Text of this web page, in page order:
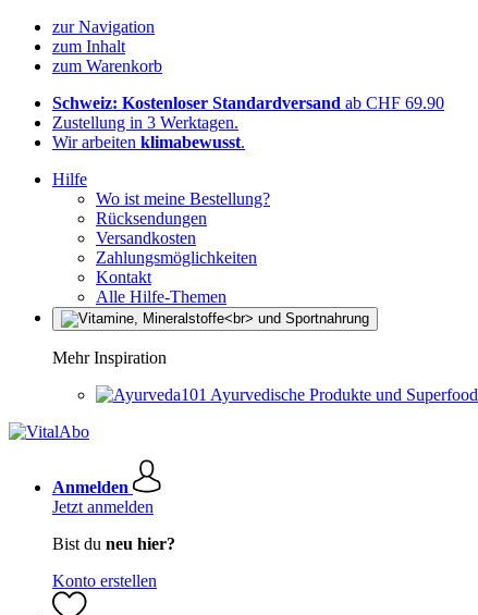
zur Navigation
zum Inhalt
zum Warenkorb
Schweiz: Kostenloser Standardversand ab CHF 69.90
Zustellung in 3 Werktagen.
Wir arbeiten klimabewusst.
Hilfe
Wo ist meine Bestellung?
Rücksendungen
Versandkosten
Zahlungsmöglichkeiten
Kontakt
Alle Hilfe-Themen
Mehr Inspiration
Ayurvedische Produkte und Superfood
Anmelden
Jetzt anmelden
Bist du neu hier?
Konto erstellen